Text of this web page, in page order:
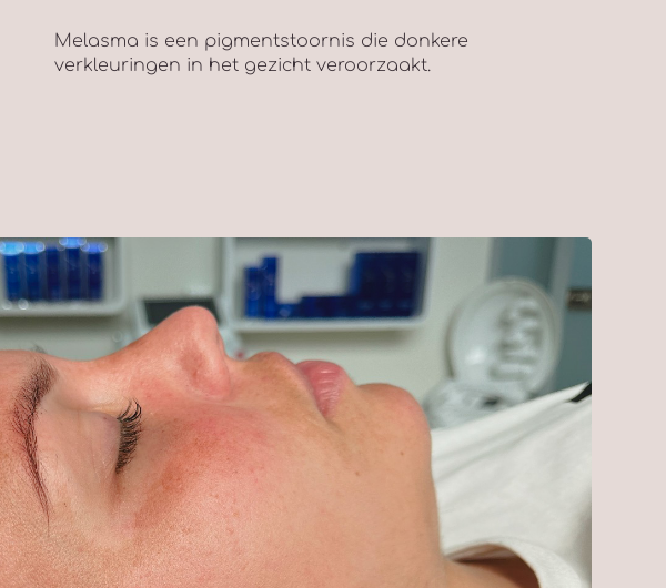
Melasma is een pigmentstoornis die donkere
verkleuringen in het gezicht veroorzaakt.